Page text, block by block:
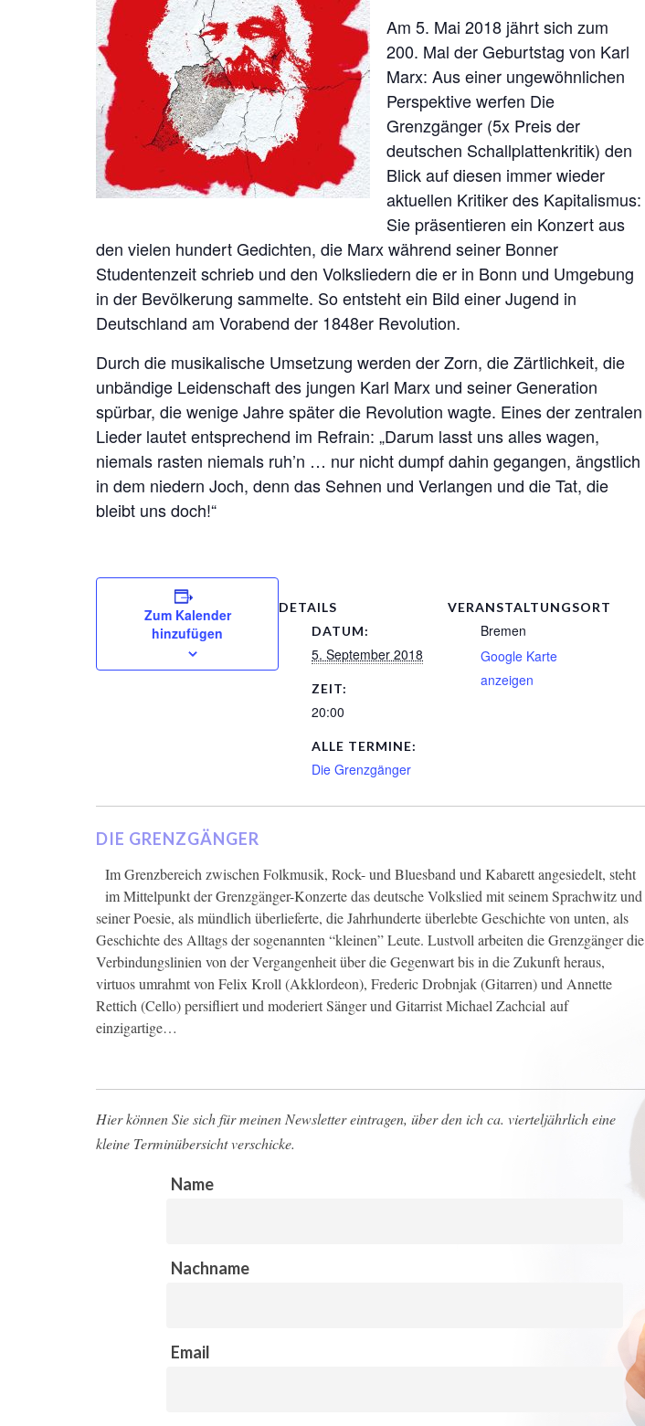
Am 5. Mai 2018 jährt sich zum
200. Mal der Geburtstag von Karl
Marx: Aus einer ungewöhnlichen
Perspektive werfen Die
Grenzgänger (5x Preis der
deutschen Schallplattenkritik) den
Blick auf diesen immer wieder
aktuellen Kritiker des Kapitalismus:
Sie präsentieren ein Konzert aus
den vielen hundert Gedichten, die Marx während seiner Bonner
Studentenzeit schrieb und den Volksliedern die er in Bonn und Umgebung
in der Bevölkerung sammelte. So entsteht ein Bild einer Jugend in
Deutschland am Vorabend der 1848er Revolution.
Durch die musikalische Umsetzung werden der Zorn, die Zärtlichkeit, die
unbändige Leidenschaft des jungen Karl Marx und seiner Generation
spürbar, die wenige Jahre später die Revolution wagte. Eines der zentralen
Lieder lautet entsprechend im Refrain: „Darum lasst uns alles wagen,
niemals rasten niemals ruh’n … nur nicht dumpf dahin gegangen, ängstlich
in dem niedern Joch, denn das Sehnen und Verlangen und die Tat, die
bleibt uns doch!“
Zum Kalender
hinzufügen
DETAILS
DATUM:
5. September 2018
ZEIT:
20:00
ALLE TERMINE:
Die Grenzgänger
VERANSTALTUNGSORT
Bremen
Google Karte
anzeigen
DIE GRENZGÄNGER
Im Grenzbereich zwischen Folkmusik, Rock- und Bluesband und Kabarett angesiedelt, steht
im Mittelpunkt der Grenzgänger-Konzerte das deutsche Volkslied mit seinem Sprachwitz und
seiner Poesie, als mündlich überlieferte, die Jahrhunderte überlebte Geschichte von unten, als
Geschichte des Alltags der sogenannten “kleinen” Leute. Lustvoll arbeiten die Grenzgänger die
Verbindungslinien von der Vergangenheit über die Gegenwart bis in die Zukunft heraus,
virtuos umrahmt von Felix Kroll (Akklordeon), Frederic Drobnjak (Gitarren) und Annette
Rettich (Cello) persifliert und moderiert Sänger und Gitarrist Michael Zachcial auf
einzigartige…
Hier können Sie sich für meinen Newsletter eintragen, über den ich ca. vierteljährlich eine
kleine Terminübersicht verschicke.
Name
Nachname
Email